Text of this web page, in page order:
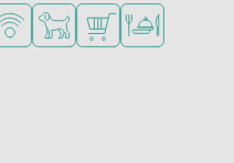
kinderen
om te sporten
in de buurt
beschikbaar
Huisdieren toegestaan
Campingwinkel/
Restaurant of